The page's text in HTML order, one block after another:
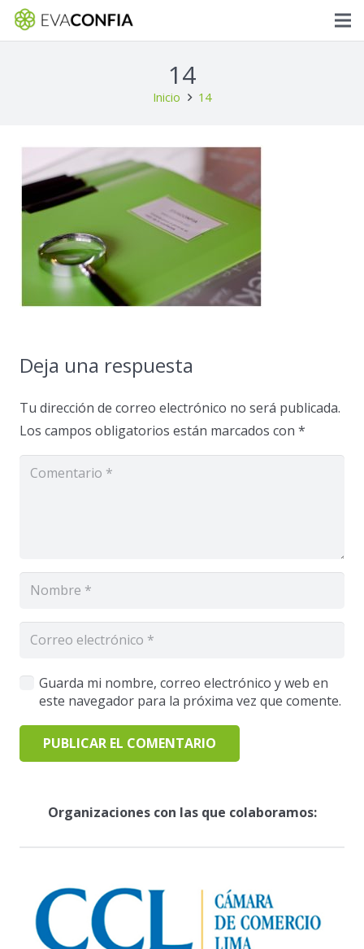
14
Inicio 14
Deja una respuesta
Tu dirección de correo electrónico no será publicada.
Los campos obligatorios están marcados con *
Guarda mi nombre, correo electrónico y web en
este navegador para la próxima vez que comente.
PUBLICAR EL COMENTARIO
Organizaciones con las que colaboramos: